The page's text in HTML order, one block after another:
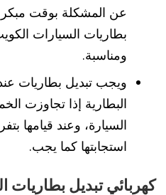
عن المشكلة بوقت مبكر
بطاريات السيارات
ومناسبة.
ويجب تبديل بطاريات
البطارية إذا تجاوزت
السيارة، وعند قيامها
استجابتها كما يجب.
كهربائي تبديل بطاريات